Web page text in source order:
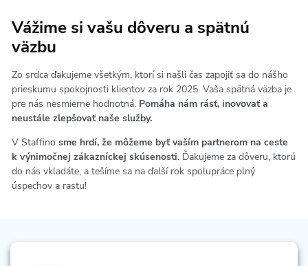
Vážime si vašu dôveru a spätnú
väzbu
Zo srdca ďakujeme všetkým, ktorí si našli čas zapojiť sa do nášho
prieskumu spokojnosti klientov za rok 2025. Vaša spätná väzba je
pre nás nesmierne hodnotná. Pomáha nám rásť, inovovať a
neustále zlepšovať naše služby.
V Staffinosme hrdí, že môžeme byť vaším partnerom na ceste
k výnimočnej zákazníckej skúsenosti. Ďakujeme za dôveru, ktorú
do nás vkladáte, a tešíme sa na ďalší rok spolupráce plný
úspechov a rastu!